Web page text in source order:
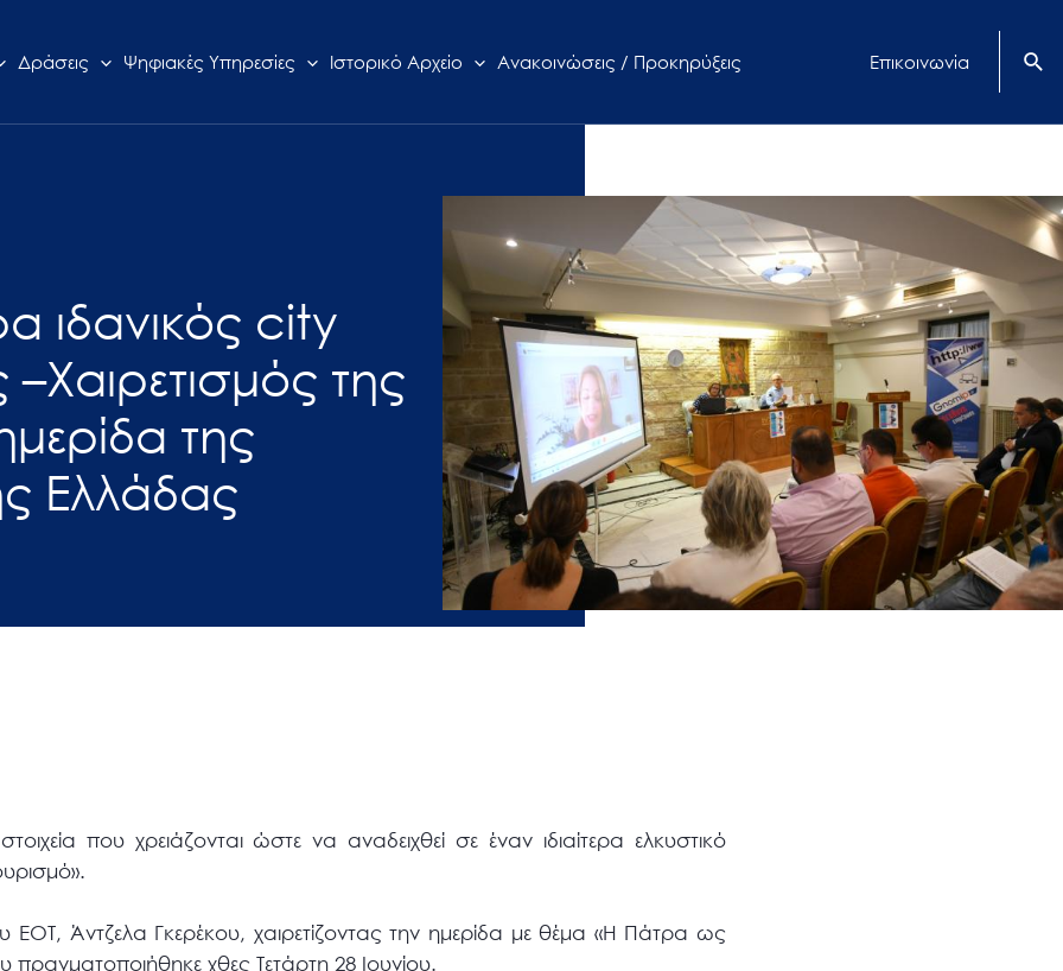
Δράσεις Ψηφιακές Υπηρεσίες Ιστορικό Αρχείο Ανακοινώσεις / Προκηρύξεις Επικοινωνία
ιδανικός city
της
της
Ελλάδας
που χρειάζονται ώστε να αναδειχθεί σε έναν ιδιαίτερα ελκυστικό
ΕΟΤ, Άντζελα Γκερέκου, χαιρετίζοντας την ημερίδα με θέμα «Η Πάτρα ως
χθες Τετάρτη 28 Ιουνίου.